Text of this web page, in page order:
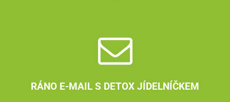
RÁNO E-MAIL S DETOX JÍDELNÍČKEM